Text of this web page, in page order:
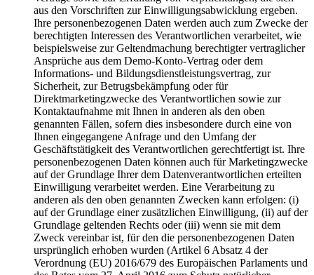
aus den Vorschriften zur Einwilligungsabwicklung ergeben.
Ihre personenbezogenen Daten werden auch zum Zwecke der
berechtigten Interessen des Verantwortlichen verarbeitet, wie
beispielsweise zur Geltendmachung berechtigter vertraglicher
Ansprüche aus dem Demo-Konto-Vertrag oder dem
Informations- und Bildungsdienstleistungsvertrag, zur
Sicherheit, zur Betrugsbekämpfung oder für
Direktmarketingzwecke des Verantwortlichen sowie zur
Kontaktaufnahme mit Ihnen in anderen als den oben
genannten Fällen, sofern dies insbesondere durch eine von
Ihnen eingegangene Anfrage und den Umfang der
Geschäftstätigkeit des Verantwortlichen gerechtfertigt ist. Ihre
personenbezogenen Daten können auch für Marketingzwecke
auf der Grundlage Ihrer dem Datenverantwortlichen erteilten
Einwilligung verarbeitet werden. Eine Verarbeitung zu
anderen als den oben genannten Zwecken kann erfolgen: (i)
auf der Grundlage einer zusätzlichen Einwilligung, (ii) auf der
Grundlage geltenden Rechts oder (iii) wenn sie mit dem
Zweck vereinbar ist, für den die personenbezogenen Daten
ursprünglich erhoben wurden (Artikel 6 Absatz 4 der
Verordnung (EU) 2016/679 des Europäischen Parlaments und